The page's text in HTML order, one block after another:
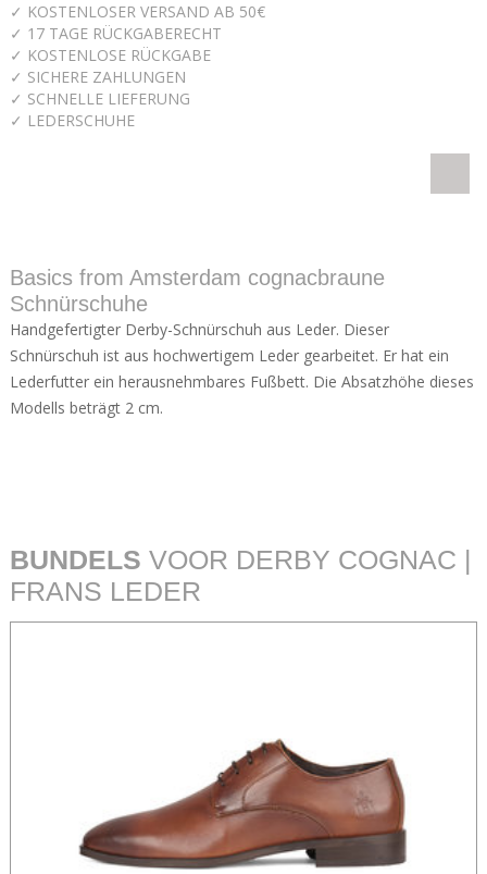
✓ KOSTENLOSER VERSAND AB 50€
✓ 17 TAGE RÜCKGABERECHT
✓ KOSTENLOSE RÜCKGABE
✓ SICHERE ZAHLUNGEN
✓ SCHNELLE LIEFERUNG
✓ LEDERSCHUHE
Basics from Amsterdam cognacbraune
Schnürschuhe
Handgefertigter Derby-Schnürschuh aus Leder. Dieser
Schnürschuh ist aus hochwertigem Leder gearbeitet. Er hat ein
Lederfutter ein herausnehmbares Fußbett. Die Absatzhöhe dieses
Modells beträgt 2 cm.
BUNDELS VOOR DERBY COGNAC |
FRANS LEDER